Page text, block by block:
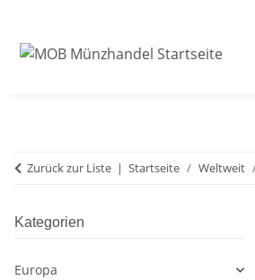
Zurück zur Liste Startseite Weltweit
Kategorien
Europa